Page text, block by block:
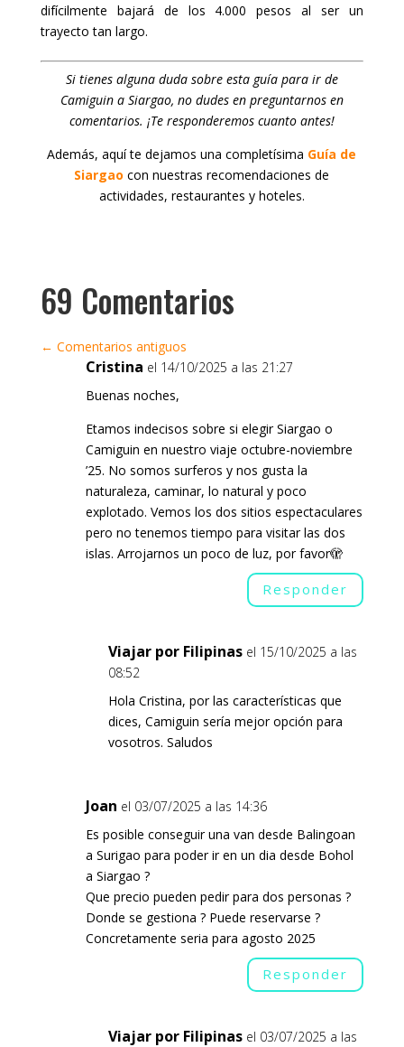
difícilmente bajará de los 4.000 pesos al ser un
trayecto tan largo.
Si tienes alguna duda sobre esta guía para ir de
Camiguin a Siargao, no dudes en preguntarnos en
comentarios. ¡Te responderemos cuanto antes!
Además, aquí te dejamos una completísima Guía de
Siargao con nuestras recomendaciones de
actividades, restaurantes y hoteles.
69 Comentarios
← Comentarios antiguos
Cristina el 14/10/2025 a las 21:27
Buenas noches,
Etamos indecisos sobre si elegir Siargao o
Camiguin en nuestro viaje octubre-noviembre
’25. No somos surferos y nos gusta la
naturaleza, caminar, lo natural y poco
explotado. Vemos los dos sitios espectaculares
pero no tenemos tiempo para visitar las dos
islas. Arrojarnos un poco de luz, por favor🫣
Responder
Viajar por Filipinas el 15/10/2025 a las
08:52
Hola Cristina, por las características que
dices, Camiguin sería mejor opción para
vosotros. Saludos
Joan el 03/07/2025 a las 14:36
Es posible conseguir una van desde Balingoan
a Surigao para poder ir en un dia desde Bohol
a Siargao ?
Que precio pueden pedir para dos personas ?
Donde se gestiona ? Puede reservarse ?
Concretamente seria para agosto 2025
Responder
Viajar por Filipinas el 03/07/2025 a las